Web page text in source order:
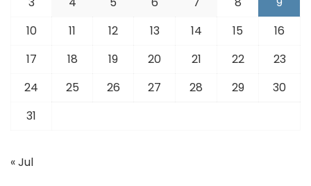
10
11 12 13 14 15
16
17
18 19 20 21 22
23
24
25 26 27 28 29
30
31
« Jul